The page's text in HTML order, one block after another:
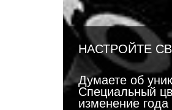
НАСТРОЙТЕ
Думаете об
Специальный
изменение